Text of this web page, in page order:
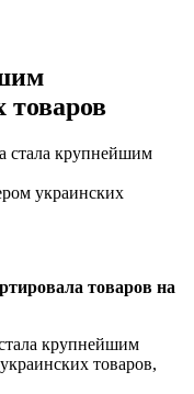
товаров
стала крупнейшим
товаров на
крупнейшим
товаров,